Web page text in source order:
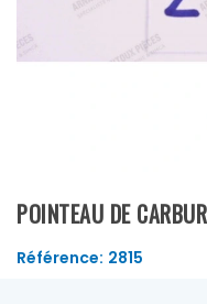
POINTEAU DE
Référence: 2815